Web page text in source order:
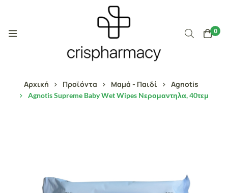
0
Αρχική Προϊόντα Μαμά - Παιδί Agnotis
Agnotis Supreme Baby Wet Wipes Nερομαντηλα, 40τεμ